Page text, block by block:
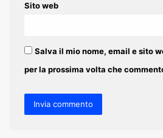
Sito web
Salva il mio nome, email e sito
per la prossima volta che